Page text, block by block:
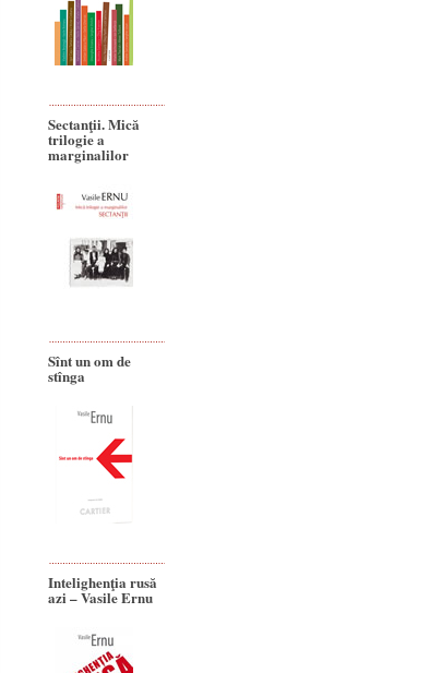
Sectanţii. Mică
trilogie a
marginalilor
Sînt un om de
stînga
Intelighenţia rusă
azi – Vasile Ernu